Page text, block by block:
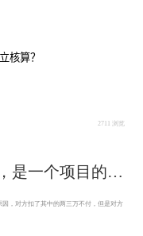
核算？
2711 浏览
是一个项目的尾
合出具什么文件
，对方扣了其中的两三万不付，但是对方